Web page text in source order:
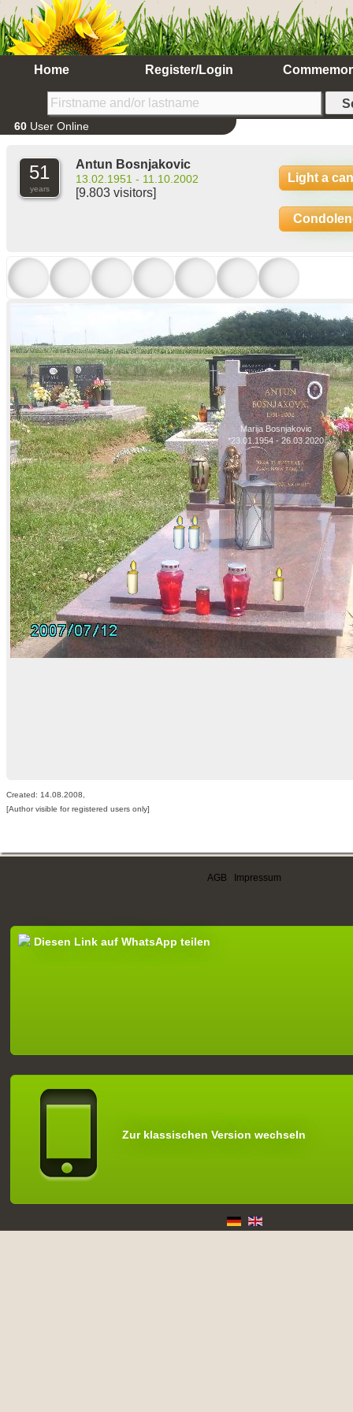
Home Register/Login
60 User Online
51
years
Antun Bosnjakovic
13.02.1951 - 11.10.2002
[9.803 visitors]
Light a
Marija Bosnjakovic
*23.01.1954 - 26.03.2020
Created: 14.08.2008,
[Author visible for registered users only]
AGB Impressum
Diesen Link auf WhatsApp teilen
Zur klassischen Version wechseln